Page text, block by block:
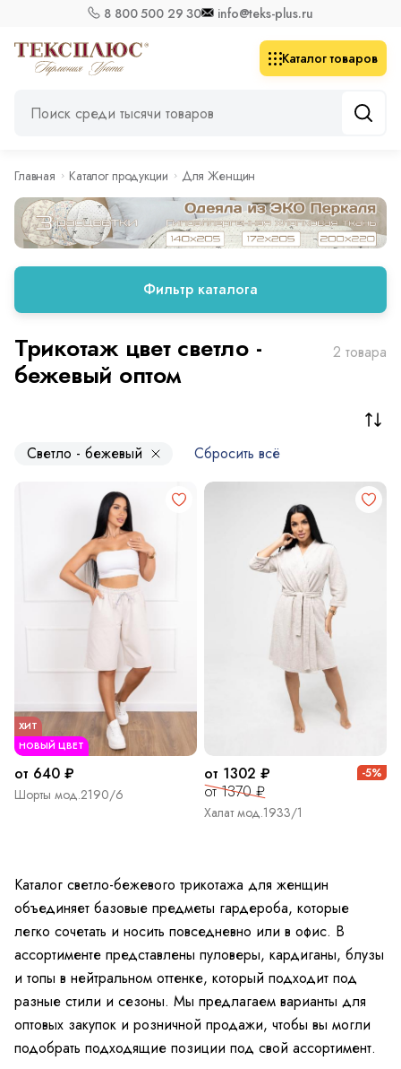
8 800 500 29 30 info@teks-plus.ru
Каталог товаров
Главная Каталог продукции Для Женщин
Фильтр каталога
Трикотаж цвет светло -
бежевый оптом
2 товара
Светло - бежевый Сбросить всё
НОВЫЙ ЦВЕТ
ХИТ
от 640 ₽
Шорты мод.2190/6
от 1302 ₽
от 1370 ₽
-5%
Халат мод.1933/1
Каталог светло-бежевого трикотажа для женщин
объединяет базовые предметы гардероба, которые
легко сочетать и носить повседневно или в офис. В
ассортименте представлены пуловеры, кардиганы, блузы
и топы в нейтральном оттенке, который подходит под
разные стили и сезоны. Мы предлагаем варианты для
оптовых закупок и розничной продажи, чтобы вы могли
подобрать подходящие позиции под свой ассортимент.